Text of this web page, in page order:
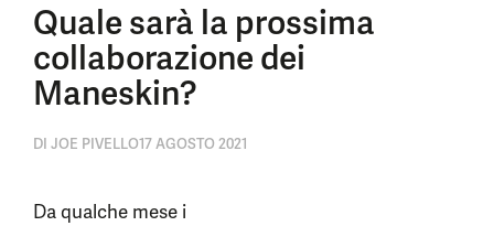
Quale sarà la prossima
collaborazione dei
Maneskin?
DI JOE PIVELLO17 AGOSTO 2021
Da qualche mese i